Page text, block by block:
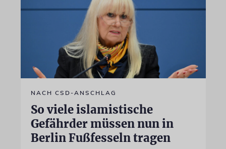
NACH CSD-ANSCHLAG
So viele islamistische
Gefährder müssen nun in
Berlin Fußfesseln tragen